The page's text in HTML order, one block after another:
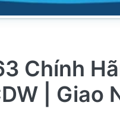
Chính
| Giao